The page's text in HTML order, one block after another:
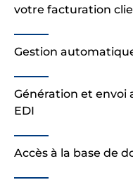
votre facturation
Gestion
Génération et envoi
EDI
Accès à la base de